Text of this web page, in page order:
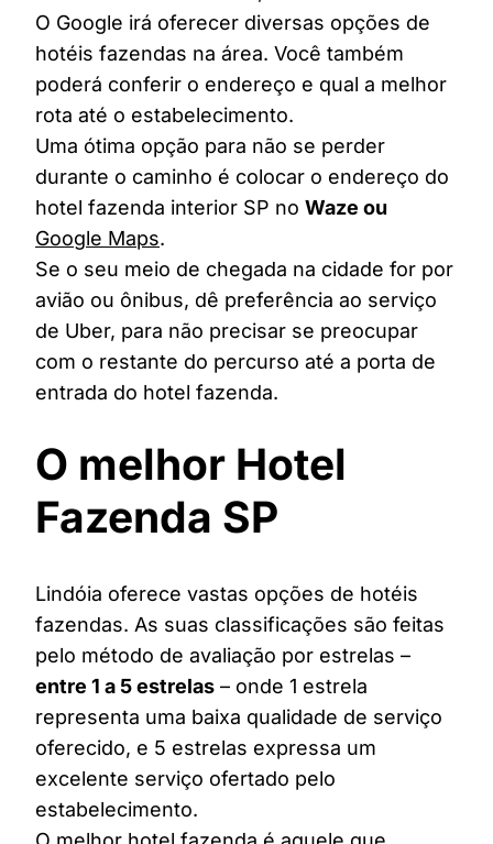
O Google irá oferecer diversas opções de
hotéis fazendas na área. Você também
poderá conferir o endereço e qual a melhor
rota até o estabelecimento.
Uma ótima opção para não se perder
durante o caminho é colocar o endereço do
hotel fazenda interior SP no Waze ou
Google Maps.
Se o seu meio de chegada na cidade for por
avião ou ônibus, dê preferência ao serviço
de Uber, para não precisar se preocupar
com o restante do percurso até a porta de
entrada do hotel fazenda.
O melhor Hotel
Fazenda SP
Lindóia oferece vastas opções de hotéis
fazendas. As suas classificações são feitas
pelo método de avaliação por estrelas –
entre 1 a 5 estrelas – onde 1 estrela
representa uma baixa qualidade de serviço
oferecido, e 5 estrelas expressa um
excelente serviço ofertado pelo
estabelecimento.